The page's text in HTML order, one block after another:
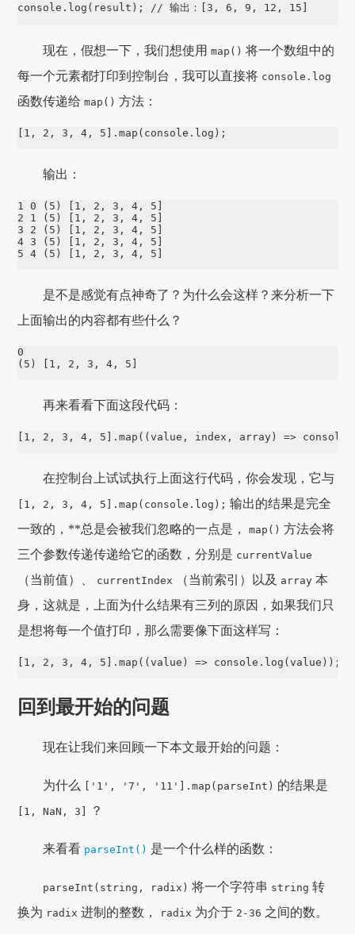
console.log(result); // 输出：[3, 6, 9, 12, 15]
现在，假想一下，我们想使用map() 将一个数组中的
每一个元素都打印到控制台，我可以直接将 console.log
函数传递给map() 方法：
[1, 2, 3, 4, 5].map(console.log);
输出：
1 0 (5) [1, 2, 3, 4, 5]
2 1 (5) [1, 2, 3, 4, 5]
3 2 (5) [1, 2, 3, 4, 5]
4 3 (5) [1, 2, 3, 4, 5]
5 4 (5) [1, 2, 3, 4, 5]
是不是感觉有点神奇了？为什么会这样？来分析一下
上面输出的内容都有些什么？
0
再来看看下面这段代码：
[1, 2, 3, 4, 5].map((value, index, array) =>
在控制台上试试执行上面这行代码，你会发现，它与
[1, 2, 3, 4, 5].map(console.log); 输出的结果是完全
一致的，**总是会被我们忽略的一点是，map() 方法会将
三个参数传递传递给它的函数，分别是 currentValue
（当前值）、 currentIndex （当前索引）以及 array 本
身，这就是，上面为什么结果有三列的原因，如果我们只
是想将每一个值打印，那么需要像下面这样写：
[1, 2, 3, 4, 5].map((value) => console.log(value));
回到最开始的问题
现在让我们来回顾一下本文最开始的问题：
为什么 ['1', '7', '11'].map(parseInt) 的结果是
[1, NaN, 3] ？
来看看 parseInt() 是一个什么样的函数：
parseInt(string, radix) 将一个字符串 string 转
换为 radix 进制的整数， radix 为介于 2-36 之间的数。